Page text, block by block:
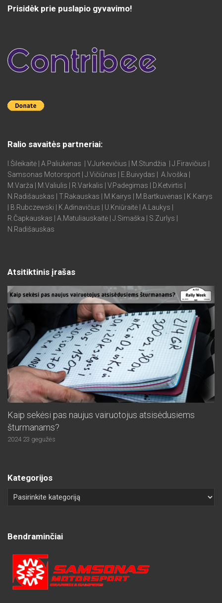
Prisidėk prie puslapio gyvavimo!
Ralio savaitės partneriai:
I.Šileikaitė | A.Paliukėnas | V.Jurkevičius | M.Stundžia | J.Firavičius |
Samsonas Motorsport | J.Vičiūnas | E.Buivydas | A.Ivoška |
M.Varža | M.Valiulis | R.Varkalis | V.Padegimas | D.Ketvirtis |
N.Radišauskas | T.Rakauskas | M.Kairys | M.Bartkuvėnas | K.Kairys
| B.Rubczewski | K.Adinavičius | U.Kniūraitė | A.Laukys |
R.Čapkauskas | A.Matuliauskaitė | J.Simaška | S.Zurlys |
N.Radišauskas
Atsitiktinis įrašas
Kaip sekėsi pas naujus vairuotojus atsisėdusiems
šturmanams?
2024 23 gegužės
Kategorijos
Bendraminčiai